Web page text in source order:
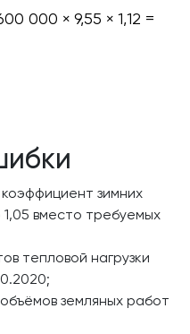
000 × 9,55 × 1,12 =
зимних
вместо требуемых
тепловой нагрузки
земляных работ